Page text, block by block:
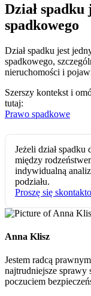
Dział
spadkowego
Dział spadku jest
spadkowego,
nieruchomości i
Szerszy kontekst i
tutaj:
Prawo spadkowe
Jeżeli dział
między
indywidualną
podziału.
Proszę się
Anna Klisz
Jestem radcą
najtrudniejsze sprawy
poczuciem